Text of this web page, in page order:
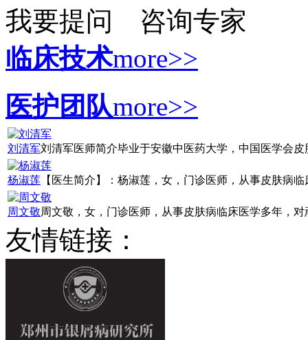
我要提问
咨询专家
临床技术more>>
医护团队more>>
刘清军刘清军医师简介毕业于安徽中医药大学，中国医学会皮
杨淑莲 【医生简介】：杨淑莲，女，门诊医师，从事皮肤病
周文敬周文敬，女，门诊医师，从事皮肤病临床医学多年，对
友情链接：